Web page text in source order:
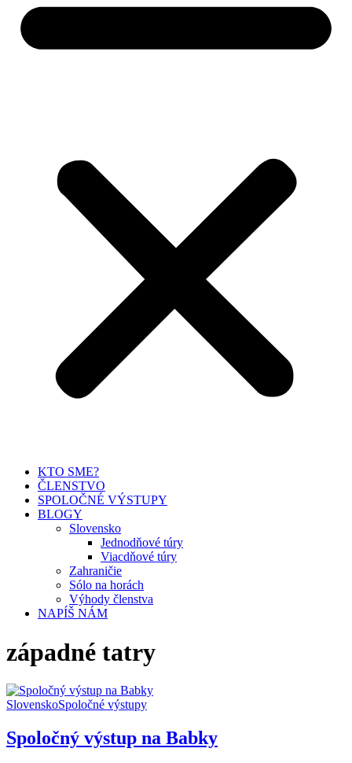
KTO SME?
ČLENSTVO
SPOLOČNÉ VÝSTUPY
BLOGY
Slovensko
Jednodňové túry
Viacdňové túry
Zahraničie
Sólo na horách
Výhody členstva
NAPÍŠ NÁM
západné tatry
SlovenskoSpoločné výstupy
Spoločný výstup na Babky